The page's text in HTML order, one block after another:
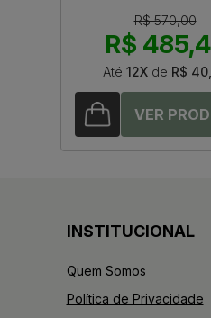
R$ 570,00
R$
Até 12Xde R$
INSTITUCIONAL
Quem Somos
Política de Privacidade